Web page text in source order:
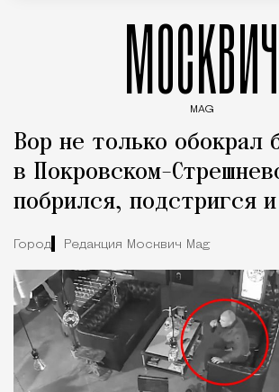
МОСКВИЧ
MAG
Вор не только обокрал
в Покровском-
побрился, подстригся
Город Редакция Москвич Mag